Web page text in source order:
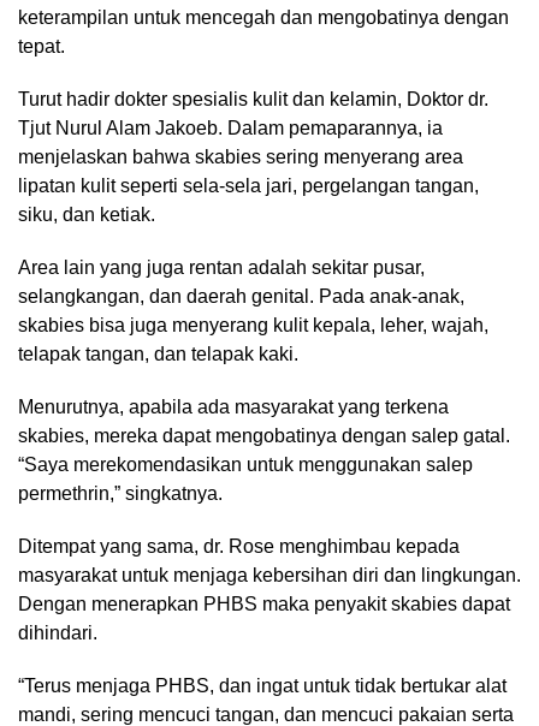
keterampilan untuk mencegah dan mengobatinya dengan
tepat.
Turut hadir dokter spesialis kulit dan kelamin, Doktor dr.
Tjut Nurul Alam Jakoeb. Dalam pemaparannya, ia
menjelaskan bahwa skabies sering menyerang area
lipatan kulit seperti sela-sela jari, pergelangan tangan,
siku, dan ketiak.
Area lain yang juga rentan adalah sekitar pusar,
selangkangan, dan daerah genital. Pada anak-anak,
skabies bisa juga menyerang kulit kepala, leher, wajah,
telapak tangan, dan telapak kaki.
Menurutnya, apabila ada masyarakat yang terkena
skabies, mereka dapat mengobatinya dengan salep gatal.
“Saya merekomendasikan untuk menggunakan salep
permethrin,” singkatnya.
Ditempat yang sama, dr. Rose menghimbau kepada
masyarakat untuk menjaga kebersihan diri dan lingkungan.
Dengan menerapkan PHBS maka penyakit skabies dapat
dihindari.
“Terus menjaga PHBS, dan ingat untuk tidak bertukar alat
mandi, sering mencuci tangan, dan mencuci pakaian serta